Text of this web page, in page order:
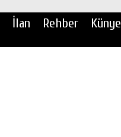
İlan Rehber Künye